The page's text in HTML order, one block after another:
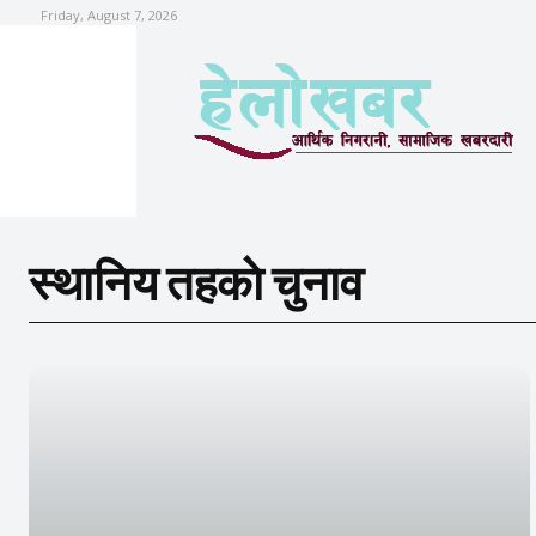
Friday, August 7, 2026
स्थानिय तहकाे चुनाव